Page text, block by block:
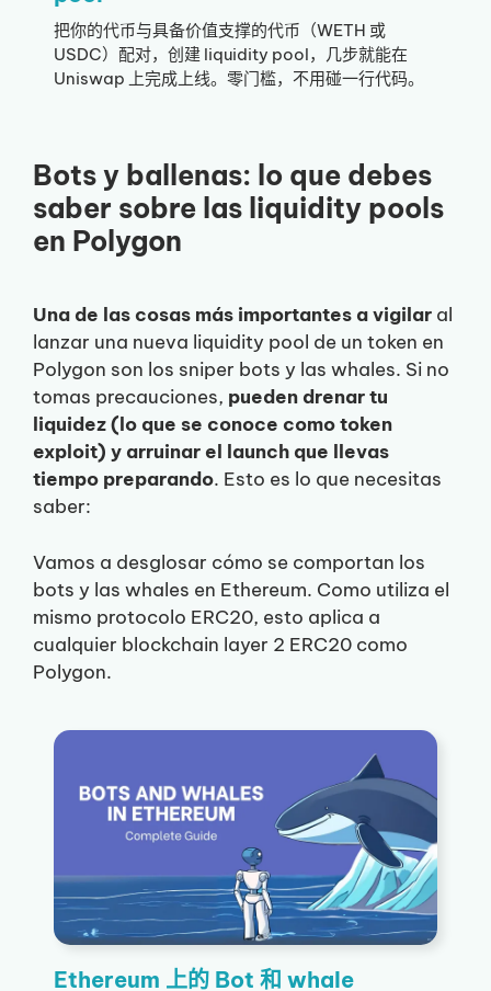
把你的代币与具备价值支撑的代币（WETH 或
USDC）配对，创建 liquidity pool，几步就能在
Uniswap 上完成上线。零门槛，不用碰一行代码。
Bots y ballenas: lo que debes
saber sobre las liquidity pools
en Polygon
Una de las cosas más importantes a vigilar al
lanzar una nueva liquidity pool de un token en
Polygon son los sniper bots y las whales. Si no
tomas precauciones, pueden drenar tu
liquidez (lo que se conoce como token
exploit) y arruinar el launch que llevas
tiempo preparando. Esto es lo que necesitas
saber:
Vamos a desglosar cómo se comportan los
bots y las whales en Ethereum. Como utiliza el
mismo protocolo ERC20, esto aplica a
cualquier blockchain layer 2 ERC20 como
Polygon.
Ethereum 上的 Bot 和 whale